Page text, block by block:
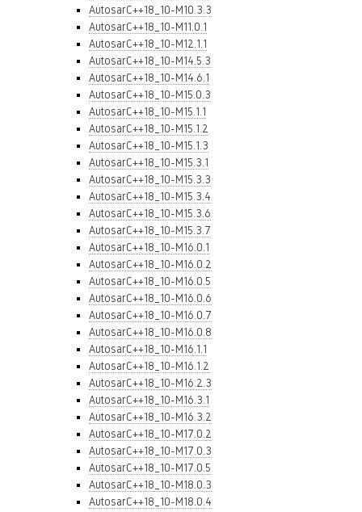
AutosarC++18_10-M10.3.3
AutosarC++18_10-M11.0.1
AutosarC++18_10-M12.1.1
AutosarC++18_10-M14.5.3
AutosarC++18_10-M14.6.1
AutosarC++18_10-M15.0.3
AutosarC++18_10-M15.1.1
AutosarC++18_10-M15.1.2
AutosarC++18_10-M15.1.3
AutosarC++18_10-M15.3.1
AutosarC++18_10-M15.3.3
AutosarC++18_10-M15.3.4
AutosarC++18_10-M15.3.6
AutosarC++18_10-M15.3.7
AutosarC++18_10-M16.0.1
AutosarC++18_10-M16.0.2
AutosarC++18_10-M16.0.5
AutosarC++18_10-M16.0.6
AutosarC++18_10-M16.0.7
AutosarC++18_10-M16.0.8
AutosarC++18_10-M16.1.1
AutosarC++18_10-M16.1.2
AutosarC++18_10-M16.2.3
AutosarC++18_10-M16.3.1
AutosarC++18_10-M16.3.2
AutosarC++18_10-M17.0.2
AutosarC++18_10-M17.0.3
AutosarC++18_10-M17.0.5
AutosarC++18_10-M18.0.3
AutosarC++18_10-M18.0.4